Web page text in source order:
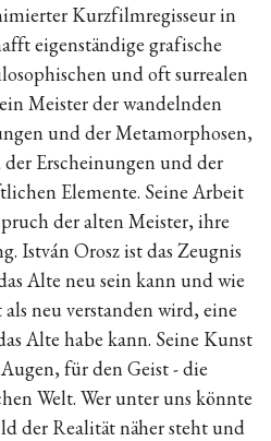
Kurzfilmregisseur in
eigenständige grafische
und oft surrealen
Meister der wandelnden
und der Metamorphosen,
Erscheinungen und der
Elemente. Seine Arbeit
der alten Meister, ihre
István Orosz ist das Zeugnis
Alte neu sein kann und wie
neu verstanden wird, eine
Alte habe kann. Seine Kunst
für den Geist - die
Welt. Wer unter uns könnte
der Realität näher steht und